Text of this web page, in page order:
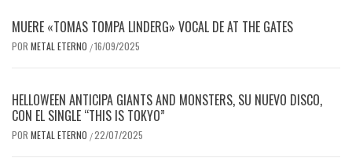
MUERE «TOMAS TOMPA LINDERG» VOCAL DE AT THE GATES
POR METAL ETERNO /16/09/2025
HELLOWEEN ANTICIPA GIANTS AND MONSTERS, SU NUEVO DISCO,
CON EL SINGLE “THIS IS TOKYO”
POR METAL ETERNO /22/07/2025